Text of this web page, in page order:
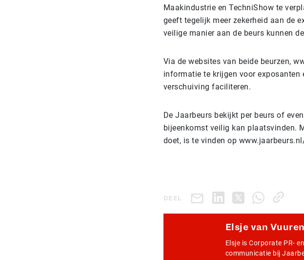
Maakindustrie en TechniShow te
geeft tegelijk meer zekerheid aan de
veilige manier aan de beurs kunnen
Via de websites van beide beurzen,
informatie te krijgen voor exposanten
verschuiving faciliteren.
De Jaarbeurs bekijkt per beurs of
bijeenkomst veilig kan plaatsvinden.
doet, is te vinden op
DEEL
Elsje van Vuuren
Elsje is Corporate PR-
communicatie bij